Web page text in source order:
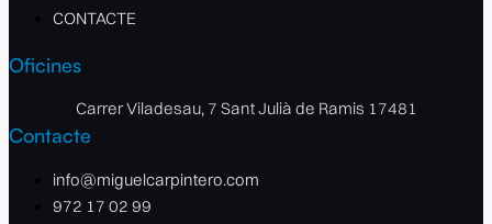
CONTACTE
Oficines
Carrer Viladesau, 7 Sant Julià de Ramis 17481
Contacte
info@miguelcarpintero.com
972 17 02 99